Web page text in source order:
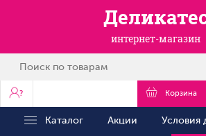
интернет-магазин
? Корзина
Каталог Акции Условия